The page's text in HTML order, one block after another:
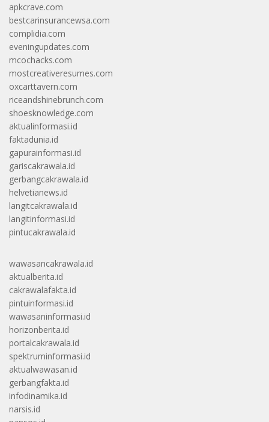
apkcrave.com
bestcarinsurancewsa.com
complidia.com
eveningupdates.com
mcochacks.com
mostcreativeresumes.com
oxcarttavern.com
riceandshinebrunch.com
shoesknowledge.com
aktualinformasi.id
faktadunia.id
gapurainformasi.id
gariscakrawala.id
gerbangcakrawala.id
helvetianews.id
langitcakrawala.id
langitinformasi.id
pintucakrawala.id
wawasancakrawala.id
aktualberita.id
cakrawalafakta.id
pintuinformasi.id
wawasaninformasi.id
horizonberita.id
portalcakrawala.id
spektruminformasi.id
aktualwawasan.id
gerbangfakta.id
infodinamika.id
narsis.id